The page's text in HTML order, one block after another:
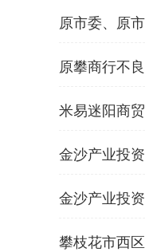
原市委、原
原攀商行不
米易迷阳商
金沙产业投
金沙产业投
攀枝花市西